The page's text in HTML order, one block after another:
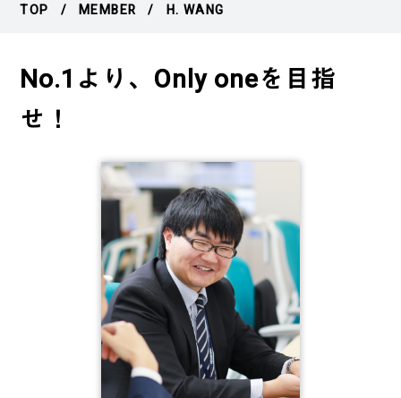
TOP MEMBER H. WANG
No.1より、Only oneを目指
せ！